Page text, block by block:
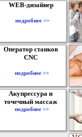
WEB-дизайнер
подробнее >>
Оператор станков
CNC
подробнее >>
Акупрессура и
точечный массаж
подробнее >>